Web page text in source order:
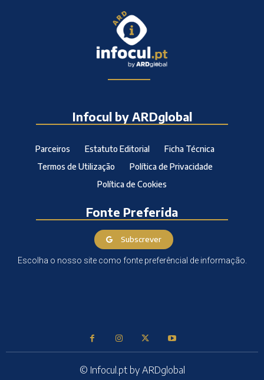
Infocul by ARDglobal
Parceiros Estatuto Editorial
Ficha Técnica
Termos de Utilização
Política de Privacidade
Política de Cookies
Fonte Preferida
Subscrever
Escolha o nosso site como fonte preferêncial de informação.
© Infocul.pt by ARDglobal